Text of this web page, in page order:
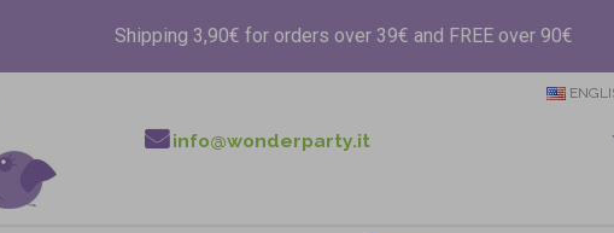
Shipping 3,90€ for orders over 39€ and FREE over 90€
info@wonderparty.it